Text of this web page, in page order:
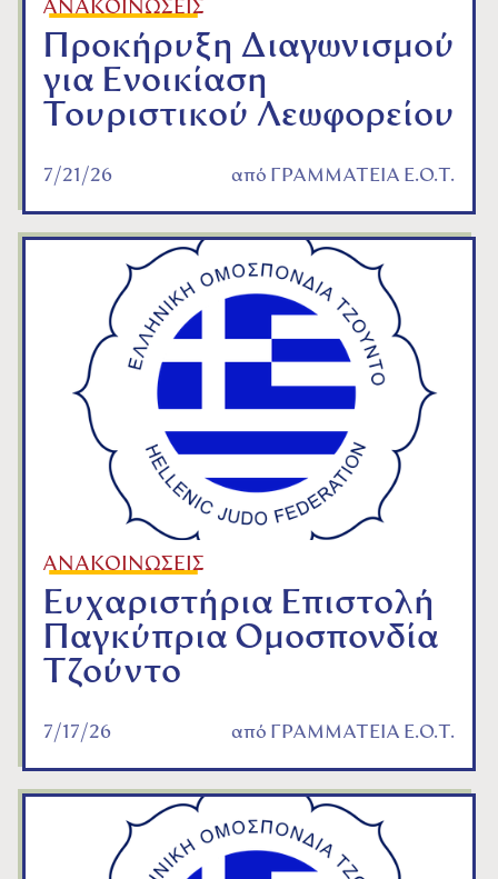
ΑΝΑΚΟΙΝΩΣΕΙΣ
Προκήρυξη Διαγωνισμού
για Ενοικίαση
Τουριστικού Λεωφορείου
7/21/26 από ΓΡΑΜΜΑΤΕΙΑ Ε.Ο.Τ.
ΑΝΑΚΟΙΝΩΣΕΙΣ
Ευχαριστήρια Επιστολή
Παγκύπρια Ομοσπονδία
Τζούντο
7/17/26 από ΓΡΑΜΜΑΤΕΙΑ Ε.Ο.Τ.